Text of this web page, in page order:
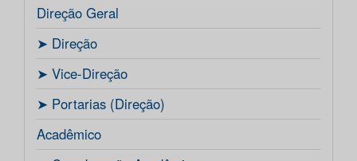
Direção Geral
ㅤ➤ Direção
ㅤ➤ Vice-Direção
ㅤ➤ Portarias (Direção)
Acadêmico